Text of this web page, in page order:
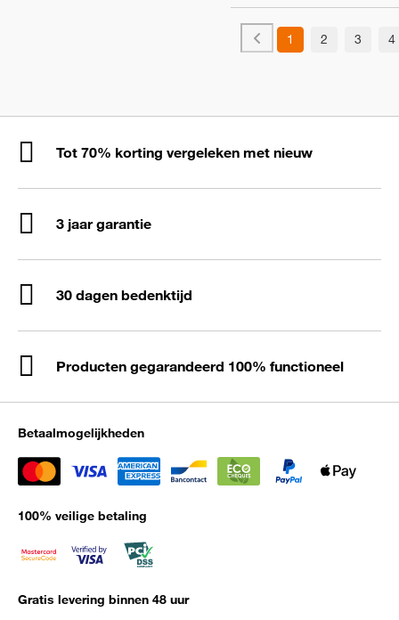
1 2 3 4
Tot 70% korting vergeleken met nieuw
3 jaar garantie
30 dagen bedenktijd
Producten gegarandeerd 100% functioneel
Betaalmogelijkheden
100% veilige betaling
Gratis levering binnen 48 uur